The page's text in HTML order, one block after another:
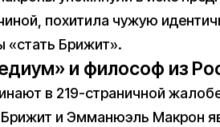
похитила чужую
«стать Брижит».
и философ из
в 219-страничной
и Эмманюэль Макрон